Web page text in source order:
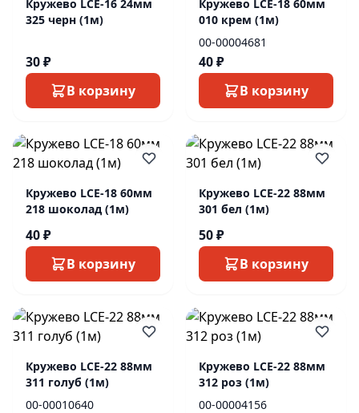
Кружево LCE-16 24мм
325 черн (1м)
30 ₽
В корзину
Кружево LCE-18 60мм
010 крем (1м)
00-00004681
40 ₽
В корзину
Кружево LCE-18 60мм
218 шоколад (1м)
40 ₽
В корзину
Кружево LCE-22 88мм
301 бел (1м)
50 ₽
В корзину
Кружево LCE-22 88мм
311 голуб (1м)
00-00010640
Кружево LCE-22 88мм
312 роз (1м)
00-00004156